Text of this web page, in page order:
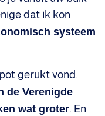
dat ik kon
systeem
gerukt vond.
de Verenigde
wat groter. En